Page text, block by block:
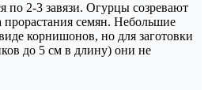
по 2-3 завязи. Огурцы созревают
прорастания семян. Небольшие
корнишонов, но для заготовки
до 5 см в длину) они не